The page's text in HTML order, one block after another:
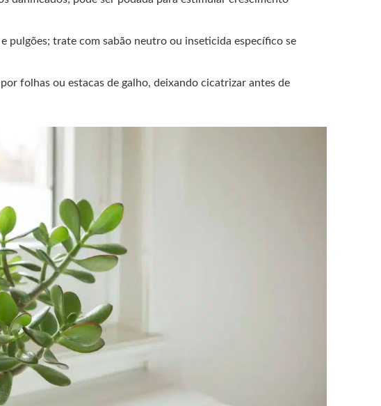
pulgões; trate com sabão neutro ou inseticida específico se
folhas ou estacas de galho, deixando cicatrizar antes de